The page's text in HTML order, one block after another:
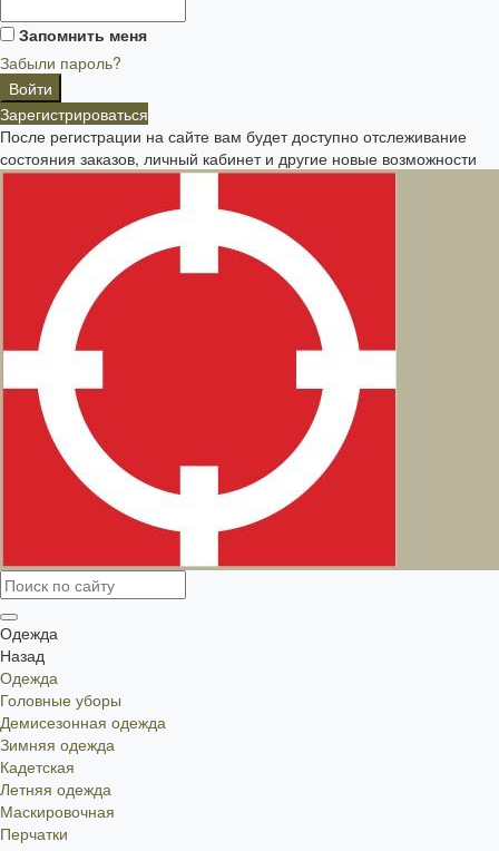
Запомнить меня
Забыли пароль?
Зарегистрироваться
После регистрации на сайте вам будет доступно отслеживание
состояния заказов, личный кабинет и другие новые возможности
Одежда
Назад
Одежда
Головные уборы
Демисезонная одежда
Зимняя одежда
Кадетская
Летняя одежда
Маскировочная
Перчатки